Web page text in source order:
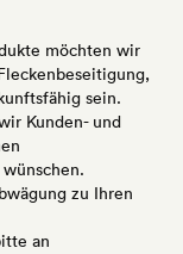
möchten wir
sein.
Kunden- und
zu Ihren
an